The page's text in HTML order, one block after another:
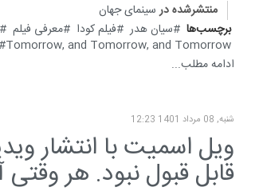
منتشرشده در سینمای جهان
برچسب‌ها
سیان هدر فیلم کودا معرفی فیلم
Tomorrow, and Tomorrow, and Tomorrow
ادامه مطلب...
شنبه, 08 مرداد 1401 12:23
ویل اسمیت با انتشار
قابل قبول نبود. هر